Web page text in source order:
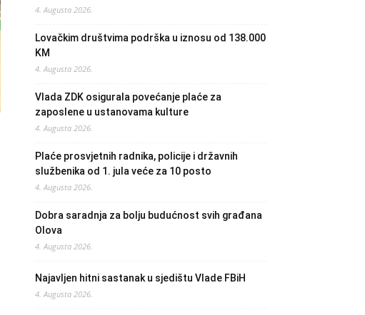
4. Augusta 2026.
Lovačkim društvima podrška u iznosu od 138.000
KM
4. Augusta 2026.
Vlada ZDK osigurala povećanje plaće za
zaposlene u ustanovama kulture
4. Augusta 2026.
Plaće prosvjetnih radnika, policije i državnih
službenika od 1. jula veće za 10 posto
4. Augusta 2026.
Dobra saradnja za bolju budućnost svih građana
Olova
4. Augusta 2026.
Najavljen hitni sastanak u sjedištu Vlade FBiH
4. Augusta 2026.